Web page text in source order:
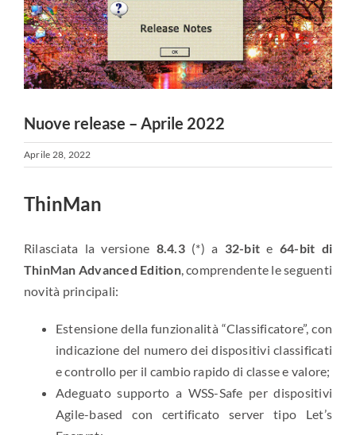
Nuove release – Aprile 2022
Aprile 28, 2022
ThinMan
Rilasciata la versione 8.4.3(*) a 32-bit e 64-bit di
ThinMan Advanced Edition, comprendente le seguenti
novità principali:
Estensione della funzionalità “Classificatore”, con
indicazione del numero dei dispositivi classificati
e controllo per il cambio rapido di classe e valore;
Adeguato supporto a WSS-Safe per dispositivi
Agile-based con certificato server tipo Let’s